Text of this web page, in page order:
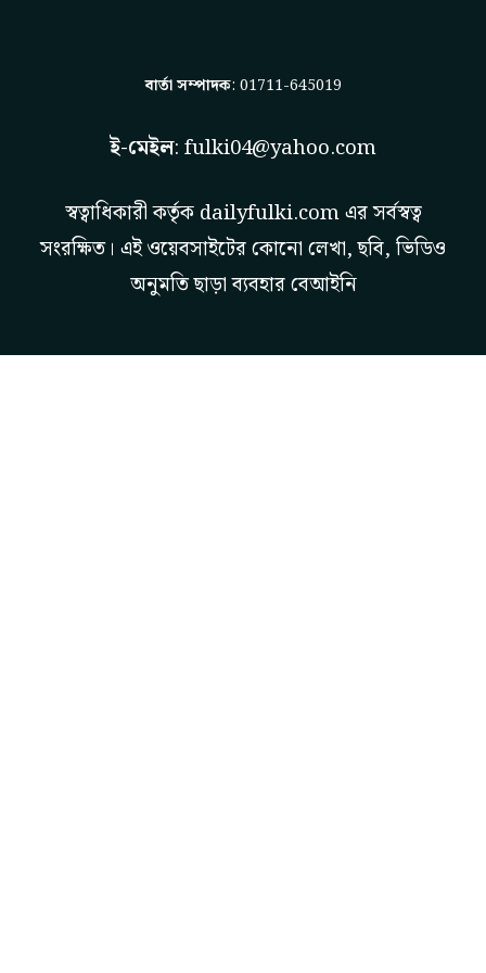
বার্তা সম্পাদক: 01711-645019
ই-মেইল: fulki04@yahoo.com
স্বত্বাধিকারী কর্তৃক dailyfulki.comএর সর্বস্বত্ব
সংরক্ষিত। এই ওয়েবসাইটের কোনো লেখা, ছবি, ভিডিও
অনুমতি ছাড়া ব্যবহার বেআইনি